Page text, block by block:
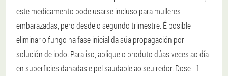
este medicamento pode usarse incluso para mulleres
embarazadas, pero desde o segundo trimestre. É posible
eliminar o fungo na fase inicial da súa propagación por
solución de iodo. Para iso, aplique o produto dúas veces ao día
en superficies danadas e pel saudable ao seu redor. Dose - 1